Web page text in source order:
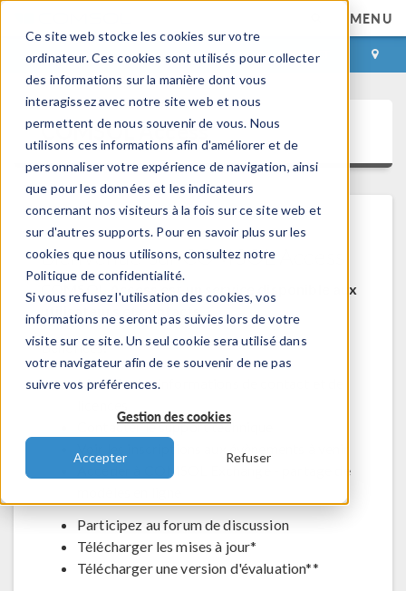
Ce site web stocke les cookies sur votre
ordinateur. Ces cookies sont utilisés pour collecter
des informations sur la manière dont vous
interagissez avec notre site web et nous
permettent de nous souvenir de vous. Nous
utilisons ces informations afin d'améliorer et de
personnaliser votre expérience de navigation, ainsi
que pour les données et les indicateurs
concernant nos visiteurs à la fois sur ce site web et
sur d'autres supports. Pour en savoir plus sur les
cookies que nous utilisons, consultez notre
Politique de confidentialité.
Si vous refusez l'utilisation des cookies, vos
informations ne seront pas suivies lors de votre
visite sur ce site. Un seul cookie sera utilisé dans
votre navigateur afin de se souvenir de ne pas
suivre vos préférences.
Gestion des cookies
Accepter Refuser
MENU
CONNEXION CONTACT
COMSOL Access
Bienvenue sur COMSOL Access
COMSOL Access est un service disponible aux
utilisateurs et contacts.
Bénéfices:
Modifier les informations de contact et de
Contacter le support technique
Voir les inscriptions aux évènements à venir
Accéder à COMSOL Exchange - partage de
Participez au forum de discussion
Télécharger les mises à jour*
Télécharger une version d'évaluation**